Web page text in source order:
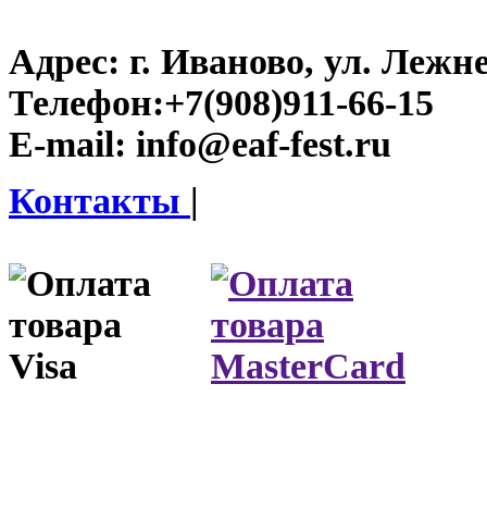
Адрес: г. Иваново, ул.
Телефон:+7(908)911-66-15
E-mail: info@eaf-fest.ru
Контакты |